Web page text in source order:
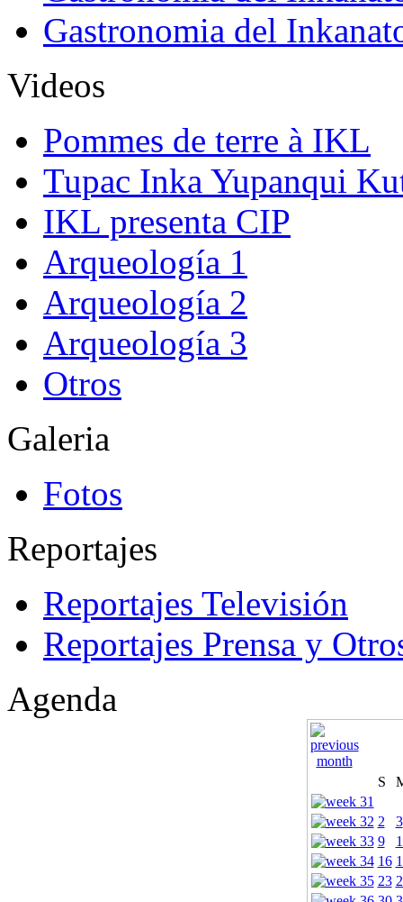
Gastronomia del
Videos
Pommes de terre à IKL
Tupac Inka Yupanqui
IKL presenta CIP
Arqueología 1
Arqueología 2
Arqueología 3
Otros
Galeria
Fotos
Reportajes
Reportajes Televisión
Reportajes Prensa y
Agenda
S
2
3
9
16
23